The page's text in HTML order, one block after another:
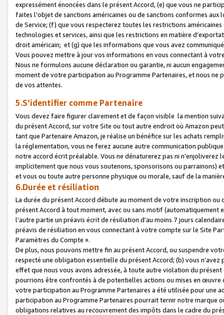
expressément énoncées dans le présent Accord, (e) que vous ne
faites l’objet de sanctions américaines ou de sanctions conformes
de Service; (f) que vous respecterez toutes les restrictions
technologies et services, ainsi que les restrictions en matière
droit américain; et (g) que les informations que vous avez
Vous pouvez mettre à jour vos informations en vous connectant à
Nous ne formulons aucune déclaration ou garantie, ni aucun
moment de votre participation au Programme Partenaires, et nous
de vos attentes.
5.S’identifier comme Partenaire
Vous devez faire figurer clairement et de façon visible la mention
du présent Accord, sur votre Site ou tout autre endroit où Amazon
tant que Partenaire Amazon, je réalise un bénéfice sur les achats
la réglementation, vous ne ferez aucune autre communication
notre accord écrit préalable. Vous ne dénaturerez pas ni
implicitement que nous vous soutenons, sponsorisons ou parrainons)
et vous ou toute autre personne physique ou morale, sauf de la
6.Durée et résiliation
La durée du présent Accord débute au moment de votre inscription
présent Accord à tout moment, avec ou sans motif (automatiquement
l’autre partie un préavis écrit de résiliation d’au moins 7 jours
préavis de résiliation en vous connectant à votre compte sur le Site
Paramètres du Compte ».
De plus, nous pouvons mettre fin au présent Accord, ou suspendre
respecté une obligation essentielle du présent Accord; (b) vous
effet que nous vous avons adressée, à toute autre violation du
pourrions être confrontés à de potentielles actions ou mises en
votre participation au Programme Partenaires a été utilisée pour une
participation au Programme Partenaires pourrait ternir notre marque
obligations relatives au recouvrement des impôts dans le cadre du